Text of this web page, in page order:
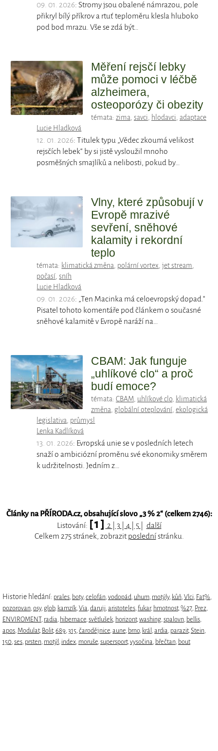
09. 01. 2026: Stromy jsou obalené námrazou, pole
přikryl bílý příkrov a rtuť teploměru klesla hluboko
pod bod mrazu. Vše se zdá být…
Měření rejsčí lebky
může pomoci v léčbě
alzheimera,
osteoporózy či obezity
témata: zima, savci, hlodavci, adaptace
Lucie Hladková
12. 01. 2026: Titulek typu „Vědec zkoumá velikost
rejsčích lebek“ by si jistě vysloužil mnoho
posměšných smajlíků a nelibosti, pokud by…
Vlny, které způsobují v
Evropě mrazivé
sevření, sněhové
kalamity i rekordní
teplo
témata: klimatická změna, polární vortex,jet stream,
počasí,sníh
Lucie Hladková
09. 01. 2026: „Ten Macinka má celoevropský dopad.“
Pisatel tohoto komentáře pod článkem o současné
sněhové kalamitě v Evropě naráží na…
CBAM: Jak funguje
„uhlíkové clo“ a proč
budí emoce?
témata: CBAM, uhlíkové clo, klimatická
změna, globální oteplování, ekologická
legislativa, průmysl
Lenka Kadlíková
13. 01. 2026: Evropská unie se v posledních letech
snaží o ambiciózní proměnu své ekonomiky směrem
k udržitelnosti. Jedním z…
Články na PŘÍRODA.cz, obsahující slovo „3 % 2“ (celkem 2746):
Listování: [ 1 ] 2 3 4 5
další
Celkem 275 stránek, zobrazitposlednístránku.
Historie hledání: prales, boty,celofán,vodopád, uhum, motýly, kůň,Vlci, Fat%,
pozorovan,osy, glob, kamzík,Via,daruji,aristoteles,fukar, hmotnost,%27, Prez,
ENVIROMENT, radia, hibernace,světlušek, horizont,washing,spalovn, bellis,
apos, Modulat, Bolit,689,315,čarodějnice,aune, brno, král ,ardia, parazit,Stein,
150,ses, prsten, motýl , index, moruše,supersport,vysočina, břečtan, bout